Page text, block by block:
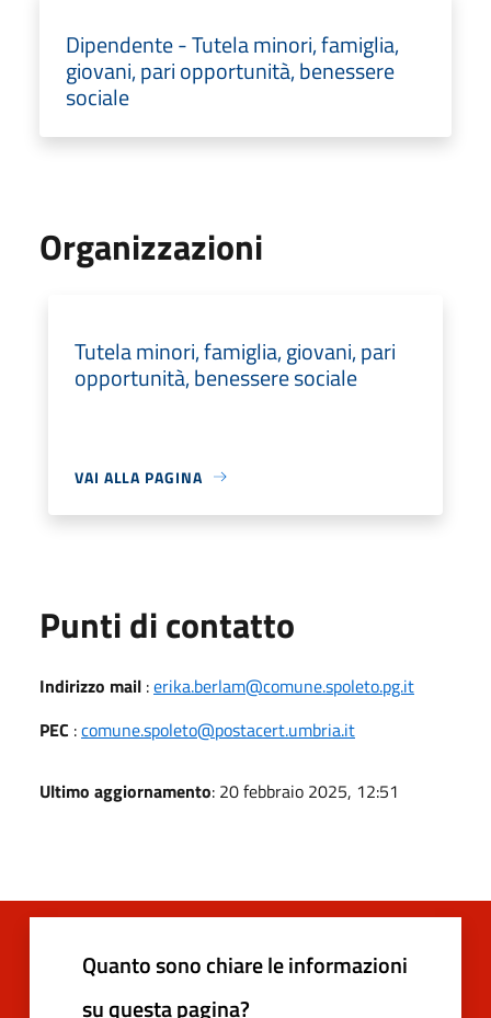
Dipendente - Tutela minori, famiglia,
giovani, pari opportunità, benessere
sociale
Organizzazioni
Tutela minori, famiglia, giovani, pari
opportunità, benessere sociale
VAI ALLA PAGINA
Punti di contatto
Indirizzo mail :erika.berlam@comune.spoleto.pg.it
PEC :comune.spoleto@postacert.umbria.it
Ultimo aggiornamento: 20 febbraio 2025, 12:51
Quanto sono chiare le informazioni
su questa pagina?